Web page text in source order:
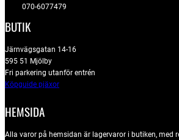
070-6077479
BUTIK
Järnvägsgatan 14-16
595 51 Mjölby
Fri parkering utanför entrén
Köpguide pjäxor
HEMSIDA
Alla varor på hemsidan är lagervaror i butiken, med